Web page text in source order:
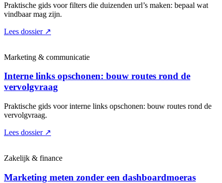
Praktische gids voor filters die duizenden url’s maken: bepaal wat
vindbaar mag zijn.
Lees dossier ↗
Marketing & communicatie
Interne links opschonen: bouw routes rond de
vervolgvraag
Praktische gids voor interne links opschonen: bouw routes rond de
vervolgvraag.
Lees dossier ↗
Zakelijk & finance
Marketing meten zonder een dashboardmoeras